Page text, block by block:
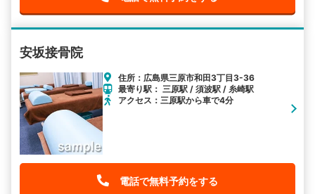
安坂接骨院
住所：広島県三原市和田3丁目3-36
最寄り駅： 三原駅 / 須波駅 / 糸崎駅
アクセス：三原駅から車で4分
電話で無料予約をする